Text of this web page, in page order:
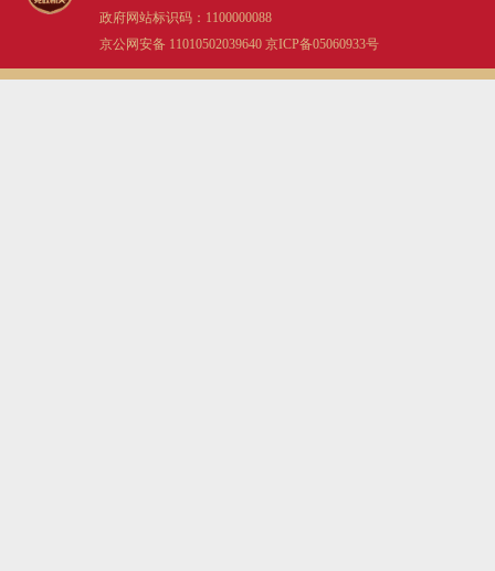
政府网站标识码：1100000088
京公网安备 11010502039640 京ICP备05060933号